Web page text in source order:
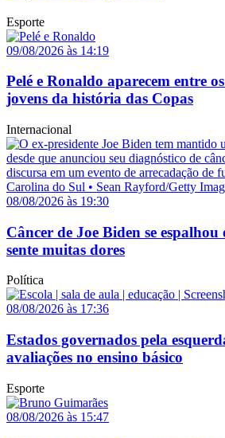
Esporte
09/08/2026 às 14:19
Pelé e Ronaldo aparecem entre
jovens da história das Copas
Internacional
08/08/2026 às 19:30
Câncer de Joe Biden se espalhou
sente muitas dores
Política
08/08/2026 às 17:36
Estados governados pela
avaliações no ensino básico
Esporte
08/08/2026 às 15:47